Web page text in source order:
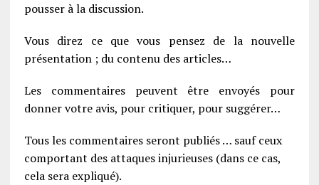
pousser à la discussion.
Vous direz ce que vous pensez de la nouvelle
présentation ; du contenu des articles…
Les commentaires peuvent être envoyés pour
donner votre avis, pour critiquer, pour suggérer…
Tous les commentaires seront publiés … sauf ceux
comportant des attaques injurieuses (dans ce cas,
cela sera expliqué).